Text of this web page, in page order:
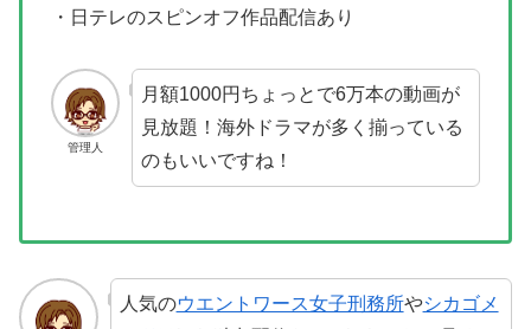
・日テレのスピンオフ作品配信あり
管理人
月額1000円ちょっとで6万本の動画が
見放題！海外ドラマが多く揃っている
のもいいですね！
人気のウエントワース女子刑務所やシカゴメ